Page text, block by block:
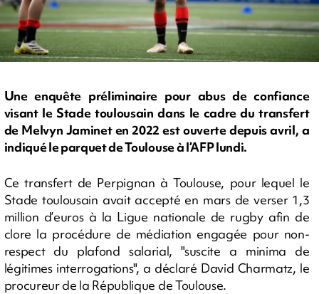
Une enquête préliminaire pour abus de confiance
visant le Stade toulousain dans le cadre du transfert
de Melvyn Jaminet en 2022 est ouverte depuis avril, a
indiqué le parquet de Toulouse à l’AFP lundi.
Ce transfert de Perpignan à Toulouse, pour lequel le
Stade toulousain avait accepté en mars de verser 1,3
million d’euros à la Ligue nationale de rugby afin de
clore la procédure de médiation engagée pour non-
respect du plafond salarial, "suscite a minima de
légitimes interrogations", a déclaré David Charmatz, le
procureur de la République de Toulouse.